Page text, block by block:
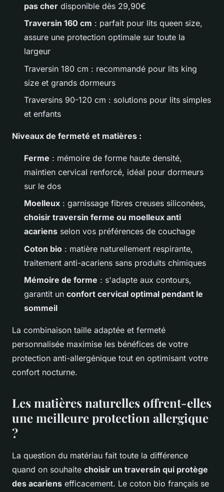
pas cher disponible dès 29,90€
Traversin 160 cm : parfait pour lits queen size,
assure une protection optimale sur toute la
largeur
Traversin 180 cm : recommandé pour lits king
size et grands dormeurs
Traversins 90-120 cm : solutions pour lits simples
et enfants
Niveaux de fermeté et matières :
Ferme : mémoire de forme haute densité,
maintien cervical renforcé, idéal pour dormeurs
sur le dos
Moelleux : garnissage fibres creuses siliconées,
choisir traversin ferme ou moelleux anti
acariens selon vos préférences de couchage
Coton bio : matière naturellement respirante,
traitement anti-acariens sans produits chimiques
Mémoire de forme : s'adapte aux contours,
garantit un confort cervical optimal pendant le
sommeil
La combinaison taille adaptée et fermeté
personnalisée maximise les bénéfices de votre
protection anti-allergénique tout en optimisant votre
confort nocturne.
Les matières naturelles offrent-elles
une meilleure protection allergique
?
La question du matériau fait toute la différence
quand on souhaite choisir un traversin qui protège
des acariens efficacement. Le coton bio français se